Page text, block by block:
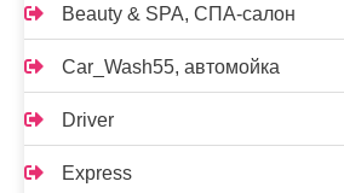
Beauty & SPA, СПА-салон
Car_Wash55, автомойка
Driver
Express